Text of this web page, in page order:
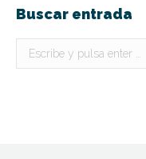
Buscar entrada
Buscar: